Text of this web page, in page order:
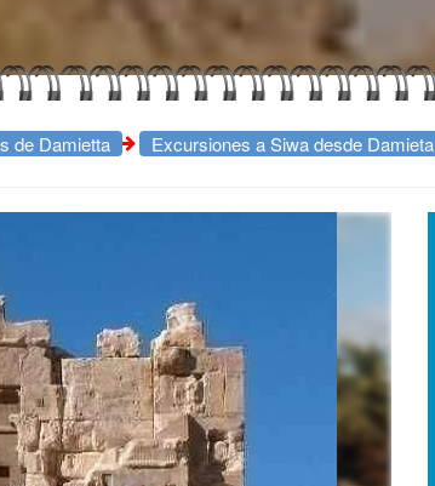
de Damietta Excursiones a Siwa desde Damieta